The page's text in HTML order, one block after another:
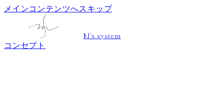
メインコンテンツへスキップ
M's system
コンセプト